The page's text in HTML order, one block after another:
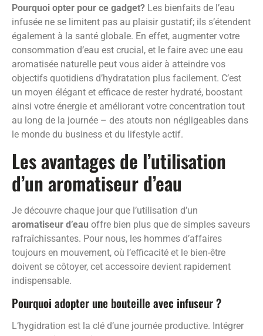
Pourquoi opter pour ce gadget? Les bienfaits de l’eau
infusée ne se limitent pas au plaisir gustatif; ils s’étendent
également à la santé globale. En effet, augmenter votre
consommation d’eau est crucial, et le faire avec une eau
aromatisée naturelle peut vous aider à atteindre vos
objectifs quotidiens d’hydratation plus facilement. C’est
un moyen élégant et efficace de rester hydraté, boostant
ainsi votre énergie et améliorant votre concentration tout
au long de la journée – des atouts non négligeables dans
le monde du business et du lifestyle actif.
Les avantages de l’utilisation
d’un aromatiseur d’eau
Je découvre chaque jour que l’utilisation d’un
aromatiseur d’eau offre bien plus que de simples saveurs
rafraîchissantes. Pour nous, les hommes d’affaires
toujours en mouvement, où l’efficacité et le bien-être
doivent se côtoyer, cet accessoire devient rapidement
indispensable.
Pourquoi adopter une bouteille avec infuseur ?
L’hygidration est la clé d’une journée productive. Intégrer